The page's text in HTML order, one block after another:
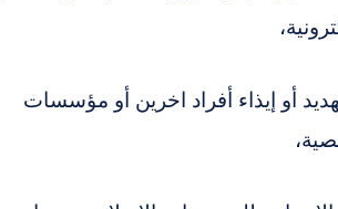
أو إيذاء أفراد اخرين أو مؤسسات